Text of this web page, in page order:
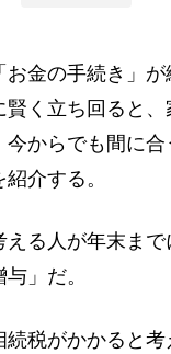
金の手続き」が
賢く立ち回ると
からでも間に合
介する。
る人が年末まで
」だ。
税がかかると考